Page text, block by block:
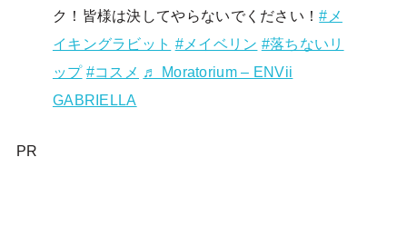
ク！皆様は決してやらないでください！#メ
イキングラビット #メイベリン #落ちないリ
ップ #コスメ ♬ Moratorium – ENVii
GABRIELLA
PR